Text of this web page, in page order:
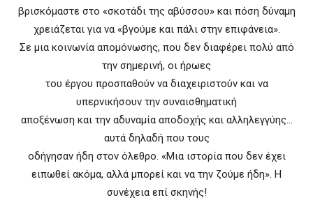
βρισκόμαστε στο «σκοτάδι της αβύσσου» και πόση δύναμη
χρειάζεται για να «βγούμε και πάλι στην επιφάνεια».
Σε μια κοινωνία απομόνωσης, που δεν διαφέρει πολύ από
την σημερινή, οι ήρωες
του έργου προσπαθούν να διαχειριστούν και να
υπερνικήσουν την συναισθηματική
αποξένωση και την αδυναμία αποδοχής και αλληλεγγύης…
αυτά δηλαδή που τους
οδήγησαν ήδη στον όλεθρο. «Μια ιστορία που δεν έχει
ειπωθεί ακόμα, αλλά μπορεί και να την ζούμε ήδη». Η
συνέχεια επί σκηνής!